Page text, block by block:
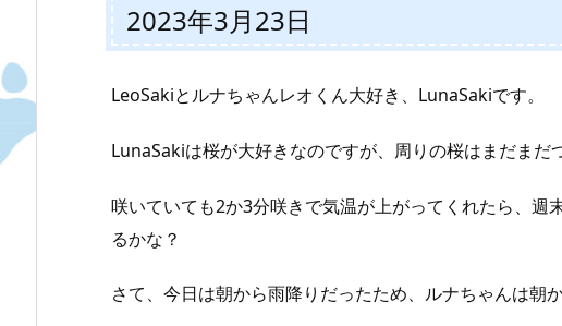
2023年3月23日
LeoSakiとルナちゃんレオくん大好き、LunaSakiです。
LunaSakiは桜が大好きなのですが、周りの桜はまだまだ
咲いていても2か3分咲きで気温が上がってくれたら、週
るかな？
さて、今日は朝から雨降りだったため、ルナちゃんは朝